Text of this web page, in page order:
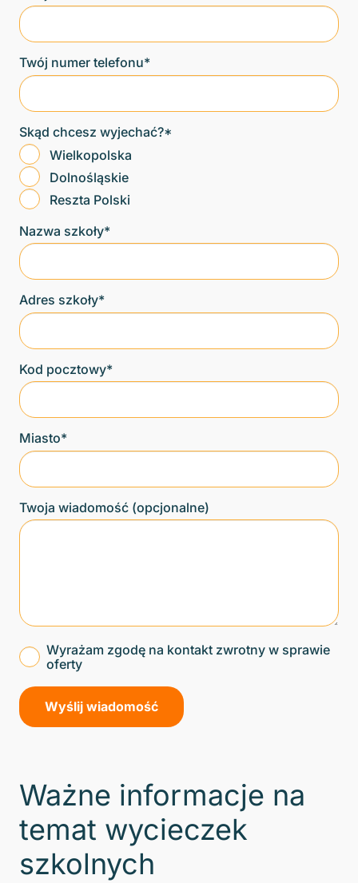
Twój numer telefonu*
Skąd chcesz wyjechać?*
Wielkopolska
Dolnośląskie
Reszta Polski
Nazwa szkoły*
Adres szkoły*
Kod pocztowy*
Miasto*
Twoja wiadomość (opcjonalne)
Wyrażam zgodę na kontakt zwrotny w sprawie
oferty
Ważne informacje na
temat wycieczek
szkolnych